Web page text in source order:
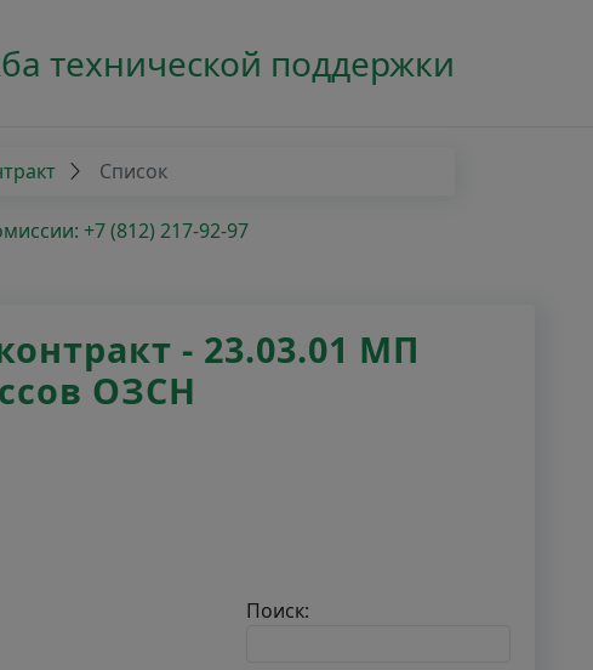
технической поддержки
Список
+7 (812) 217-92-97
- 23.03.01 МП
ОЗСН
Поиск: